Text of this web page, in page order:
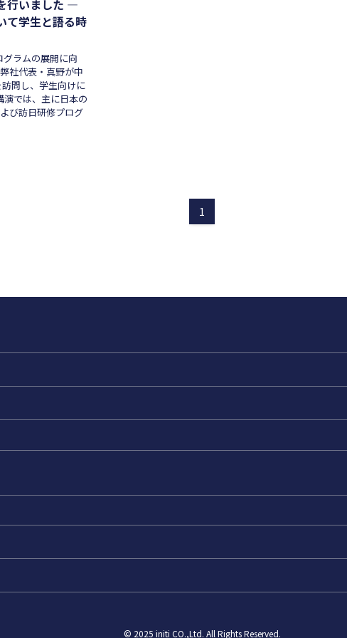
行いました ―
て学生と語る時
ラムの展開に向
社代表・真野が中
問し、学生向けに
では、主に日本の
び訪日研修プログ
1
© 2025 initi CO.,Ltd. All Rights Reserved.